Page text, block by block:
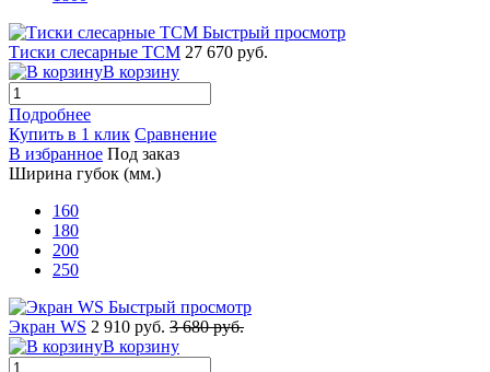
Быстрый просмотр
Тиски слесарные ТСМ 27 670 руб.
В корзину
Подробнее
Купить в 1 клик Сравнение
В избранное Под заказ
Ширина губок (мм.)
160
180
200
250
Быстрый просмотр
Экран WS 2 910 руб. 3 680 руб.
В корзину